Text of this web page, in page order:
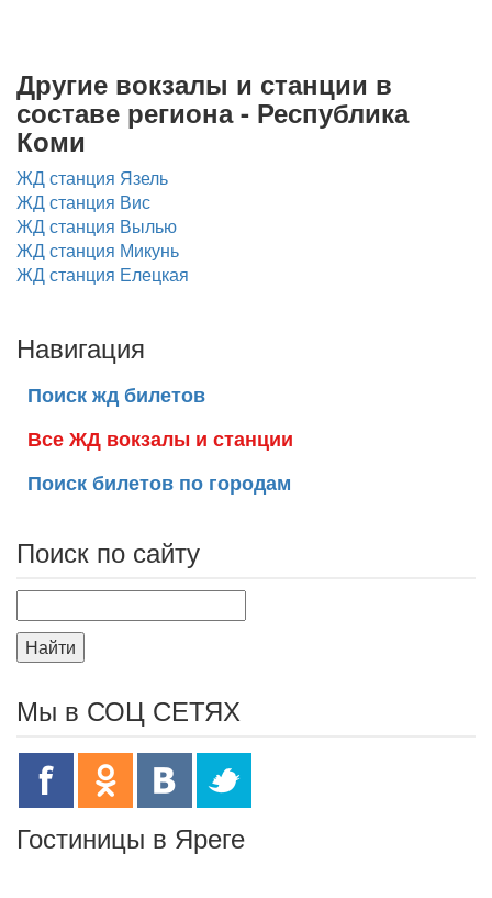
Другие вокзалы и станции в
составе региона - Республика
Коми
ЖД станция Язель
ЖД станция Вис
ЖД станция Вылью
ЖД станция Микунь
ЖД станция Елецкая
Навигация
Поиск жд билетов
Все ЖД вокзалы и станции
Поиск билетов по городам
Поиск по сайту
Найти
Мы в СОЦ СЕТЯХ
Гостиницы в Яреге